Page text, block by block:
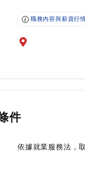
職務內容與薪資行
前往查看地圖
件
依據就業服務法，